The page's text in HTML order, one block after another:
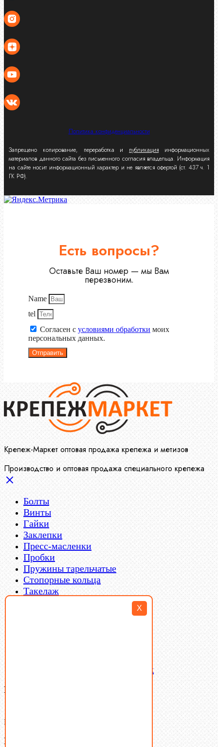
X
Политика конфиденциальности
Запрещено копирование, переработка и публикация информационных
материалов данного сайта без письменного согласия владельца. Информация
на сайте носит информационный характер и не является офертой (ст. 437 ч. 1
ГК РФ).
Есть вопросы?
Оставьте Ваш номер — мы Вам
перезвоним.
Name
tel
Согласен с условиями обработки моих
персональных данных.
Отправить
Крепеж-Маркет оптовая продажа крепежа и метизов
Производство и оптовая продажа специального крепежа
Болты
Винты
Гайки
Заклепки
Пресс-масленки
Пробки
Пружины тарельчатые
Стопорные кольца
Такелаж
Латунный и бронзовый крепеж
Ваша корзина
В корзине нет товаров.
Поиск